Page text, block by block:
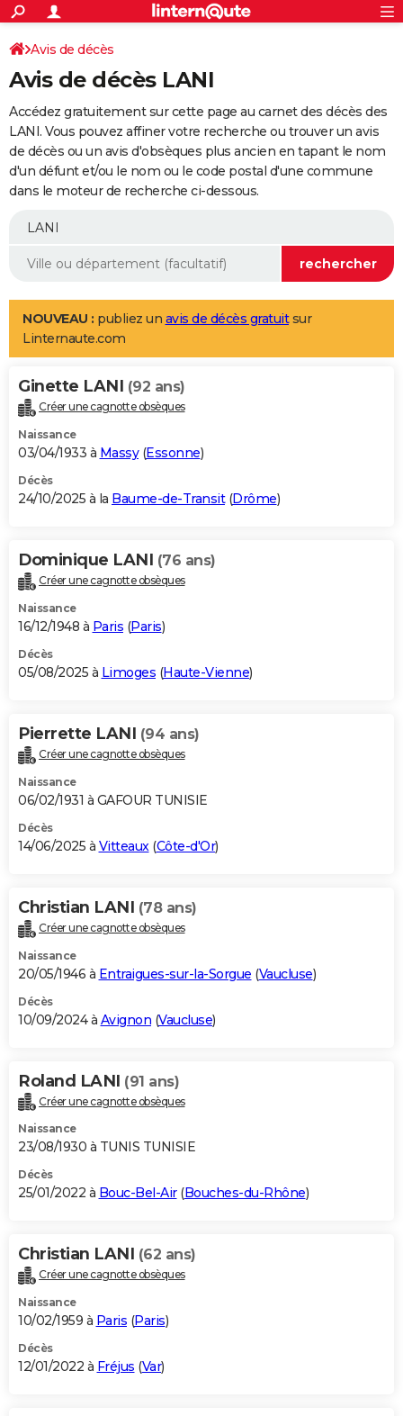
ACTUALITÉS
Politique
Société
Faits Divers
Education
Monde
Villes
+
SPORT
Coupe du monde 2026
Football
Tennis
Cyclisme
Rugby
Forum
Programme TV
TNTStreaming
Cinéma
Sorties cinéma
Musique
+
FINANCE
Retraite
Impôts
Epargne
Immobilier
Risques naturels par ville
Banque
Assurance
Crédit
AUTO
Essais
Réserver un essai
Citadines
Berlines
SUV
Forum auto
+
Mobiles
Meilleur smartphone
Internet
Ordinateurs
Jeux vidéo
Guide high-tech
Aménagement intérieur
LIFESTYLE
Art de vivre
Bien-être
Loisirs
Mode
Modes de vie
Alimentation
Guide de la santé
Maladies
Médicaments
Sommeil
VOYAGE
Destinations
City break
Voyage nature
Voyage de noces
Forum
Climat
+PHOTO
GUIDES D'ACHAT
BONS PLANS
Carte de Noël
Carte Bonne année
Carte Saint-Valentin
Carte Pâques
Carte d'anniversaire
DICTIONNAIRE
Dictionnaire
Biographies
Citations
Expressions
Proverbes
PROGRAMME TV
S'inscrire
Se connecter
Lycées
Collèges
Primaires
Universités
Entreprises
Service militaire
Avis de recherche
AVIS DE DÉCÈS
Bricolage
Lifestyle
Culture
Sport
Auto
Television
Voyage
Cinema
Avis de décès
Avis de décès LANI
Accédez gratuitement sur cette page au carnet des décès des
LANI. Vous pouvez affiner votre recherche ou trouver un avis
de décès ou un avis d'obsèques plus ancien en tapant le nom
d'un défunt et/ou le nom ou le code postal d'une commune
dans le moteur de recherche ci-dessous.
NOUVEAU : publiez un avis de décès gratuitsur
Linternaute.com
Ginette LANI (92 ans)
Créer une cagnotte obsèques
Naissance
03/04/1933 à Massy(Essonne)
Décès
24/10/2025 à la Baume-de-Transit(Drôme)
Dominique LANI (76 ans)
Créer une cagnotte obsèques
Naissance
16/12/1948 à Paris (Paris)
Décès
05/08/2025 à Limoges (Haute-Vienne)
Pierrette LANI (94 ans)
Créer une cagnotte obsèques
Naissance
06/02/1931 à GAFOUR TUNISIE
Décès
14/06/2025 à Vitteaux(Côte-d'Or)
Christian LANI (78 ans)
Créer une cagnotte obsèques
Naissance
20/05/1946 à Entraigues-sur-la-Sorgue (Vaucluse)
Décès
10/09/2024 à Avignon (Vaucluse)
Roland LANI (91 ans)
Créer une cagnotte obsèques
Naissance
23/08/1930 à TUNIS TUNISIE
Décès
25/01/2022 à Bouc-Bel-Air(Bouches-du-Rhône)
Christian LANI (62 ans)
Créer une cagnotte obsèques
Naissance
10/02/1959 à Paris (Paris)
Décès
12/01/2022 à Fréjus (Var)